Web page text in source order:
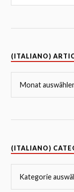
(ITALIANO)
(ITALIANO)